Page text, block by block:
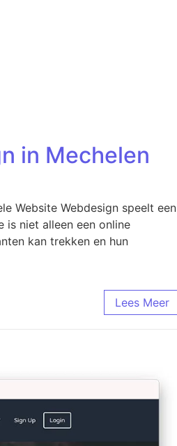
in Mechelen
Website Webdesign speelt een
is niet alleen een online
kan trekken en hun
Lees Meer